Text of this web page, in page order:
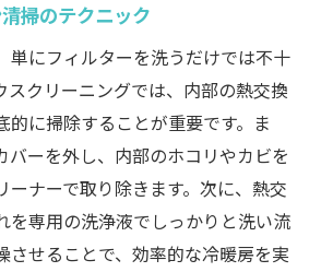
掃のテクニック
単にフィルターを洗うだけでは不十
スクリーニングでは、内部の熱交換
的に掃除することが重要です。ま
バーを外し、内部のホコリやカビを
ーナーで取り除きます。次に、熱交
を専用の洗浄液でしっかりと洗い流
させることで、効率的な冷暖房を実